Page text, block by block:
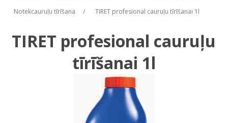
Notekcauruļu tīrīšana
/ TIRET profesional cauruļu tīrīšanai 1l
TIRET profesional cauruļu
tīrīšanai 1l